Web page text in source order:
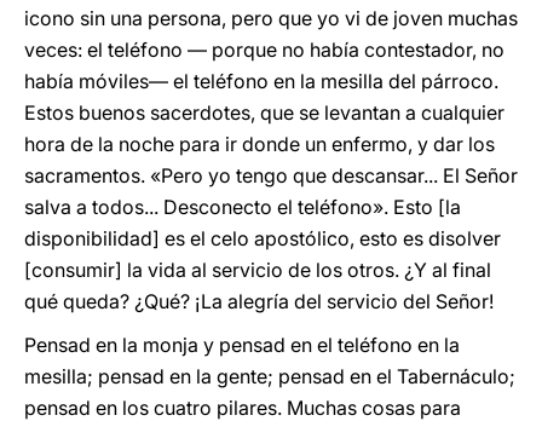
icono sin una persona, pero que yo vi de joven muchas
veces: el teléfono — porque no había contestador, no
había móviles— el teléfono en la mesilla del párroco.
Estos buenos sacerdotes, que se levantan a cualquier
hora de la noche para ir donde un enfermo, y dar los
sacramentos. «Pero yo tengo que descansar... El Señor
salva a todos... Desconecto el teléfono». Esto [la
disponibilidad] es el celo apostólico, esto es disolver
[consumir] la vida al servicio de los otros. ¿Y al final
qué queda? ¿Qué? ¡La alegría del servicio del Señor!
Pensad en la monja y pensad en el teléfono en la
mesilla; pensad en la gente; pensad en el Tabernáculo;
pensad en los cuatro pilares. Muchas cosas para